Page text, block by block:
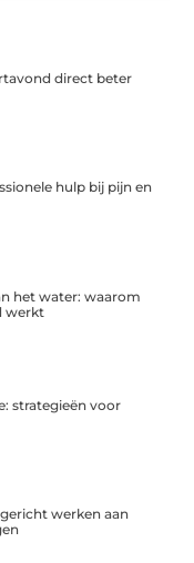
direct beter
hulp bij pijn en
het water: waarom
werkt
strategieën voor
werken aan